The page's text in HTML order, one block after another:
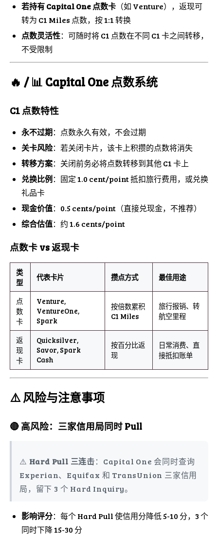
若持有 Capital One 点数卡 （如 Venture），返现可
转为 C1 Miles 点数，按 1:1 转换
点数灵活性：可随时将 C1 点数在不同 C1 卡之间转移，
不受限制
🔥 / 📊 Capital One 点数系统
C1 点数特性
永不过期：点数永久有效，不会过期
关卡风险：若关闭卡片，该卡上积攒的点数将消失
转移方案：关闭前务必将点数转移到其他 C1 卡上
兑换比例 ：固定 1.0 cent/point 抵扣旅行费用，或兑换
礼品卡
现金价值：0.5 cents/point（直接兑现金，不推荐）
综合估值：约 1.6 cents/point
点数卡 vs 返现卡
类
型
代表卡片 攒点方式 最佳用途
点
数
卡
Venture,
VentureOne,
Spark
按倍数累积
C1 Miles
旅行报销、转
航空里程
返
现
卡
Quicksilver,
Savor, Spark
Cash
按百分比返
现
日常消费、直
接抵扣账单
⚠️ 风险与注意事项
🔴 高风险：三家信用局同时 Pull
⚠️ Hard Pull 三连击：Capital One 会同时查询
Experian、Equifax 和 TransUnion 三家信用
局，留下 3 个 Hard Inquiry。
影响评分：每个 Hard Pull 使信用分降低 5-10 分，3 个
同时下降 15-30 分